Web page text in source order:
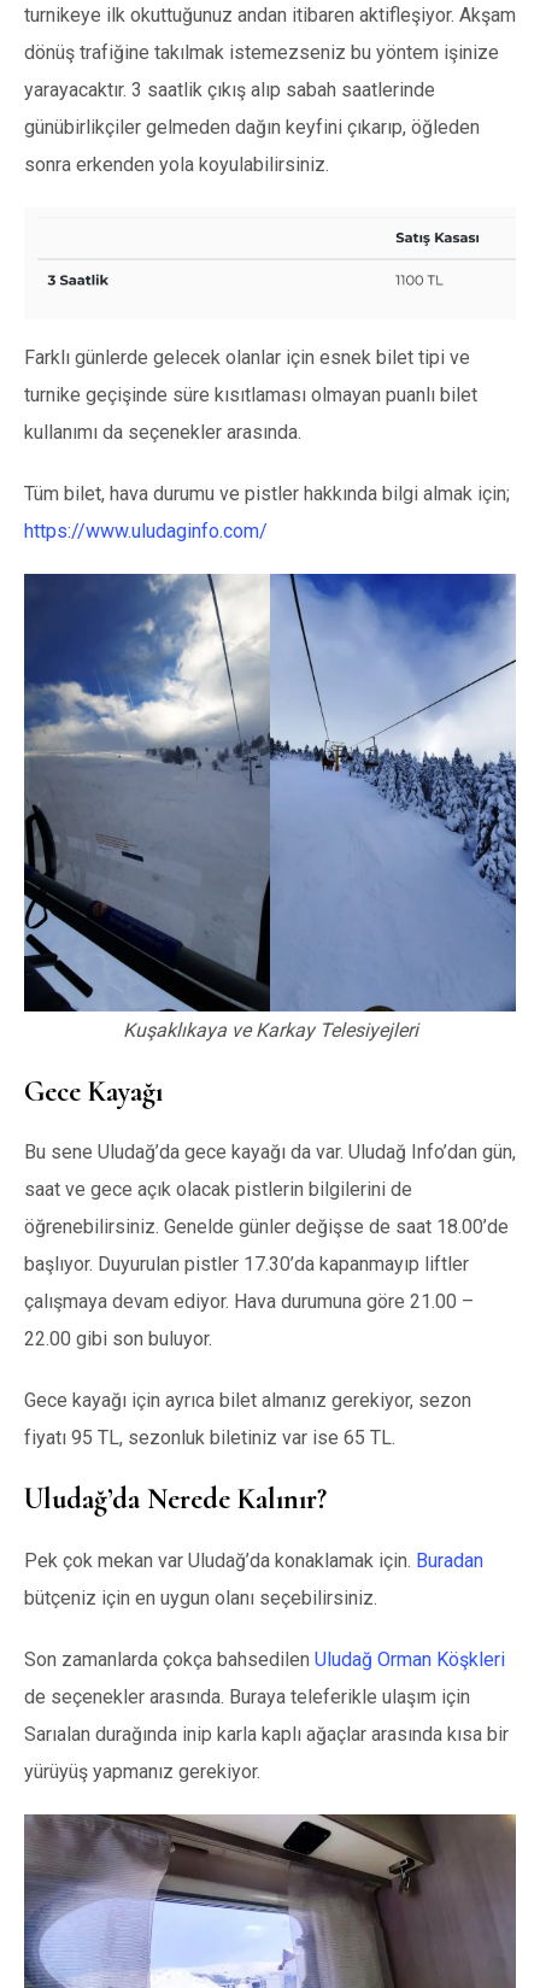
turnikeye ilk okuttuğunuz andan itibaren aktifleşiyor. Akşam
dönüş trafiğine takılmak istemezseniz bu yöntem işinize
yarayacaktır. 3 saatlik çıkış alıp sabah saatlerinde
günübirlikçiler gelmeden dağın keyfini çıkarıp, öğleden
sonra erkenden yola koyulabilirsiniz.
Farklı günlerde gelecek olanlar için esnek bilet tipi ve
turnike geçişinde süre kısıtlaması olmayan puanlı bilet
kullanımı da seçenekler arasında.
Tüm bilet, hava durumu ve pistler hakkında bilgi almak için;
https://www.uludaginfo.com/
Kuşaklıkaya ve Karkay Telesiyejleri
Gece Kayağı
Bu sene Uludağ’da gece kayağı da var. Uludağ Info’dan gün,
saat ve gece açık olacak pistlerin bilgilerini de
öğrenebilirsiniz. Genelde günler değişse de saat 18.00’de
başlıyor. Duyurulan pistler 17.30’da kapanmayıp liftler
çalışmaya devam ediyor. Hava durumuna göre 21.00 –
22.00 gibi son buluyor.
Gece kayağı için ayrıca bilet almanız gerekiyor, sezon
fiyatı 95 TL, sezonluk biletiniz var ise 65 TL.
Uludağ’da Nerede Kalınır?
Pek çok mekan var Uludağ’da konaklamak için. Buradan
bütçeniz için en uygun olanı seçebilirsiniz.
Son zamanlarda çokça bahsedilen Uludağ Orman Köşkleri
de seçenekler arasında. Buraya teleferikle ulaşım için
Sarıalan durağında inip karla kaplı ağaçlar arasında kısa bir
yürüyüş yapmanız gerekiyor.